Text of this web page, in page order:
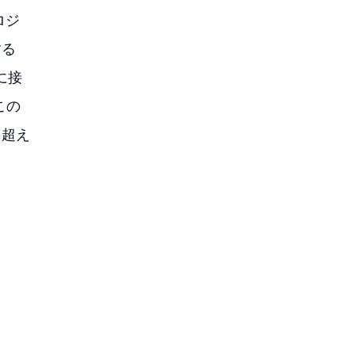
ジ
接
の
え